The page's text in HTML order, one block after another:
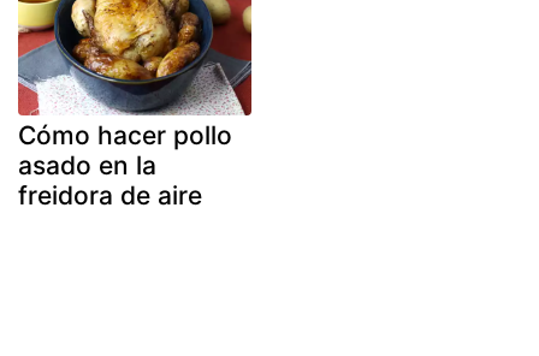
Cómo hacer pollo
asado en la
freidora de aire